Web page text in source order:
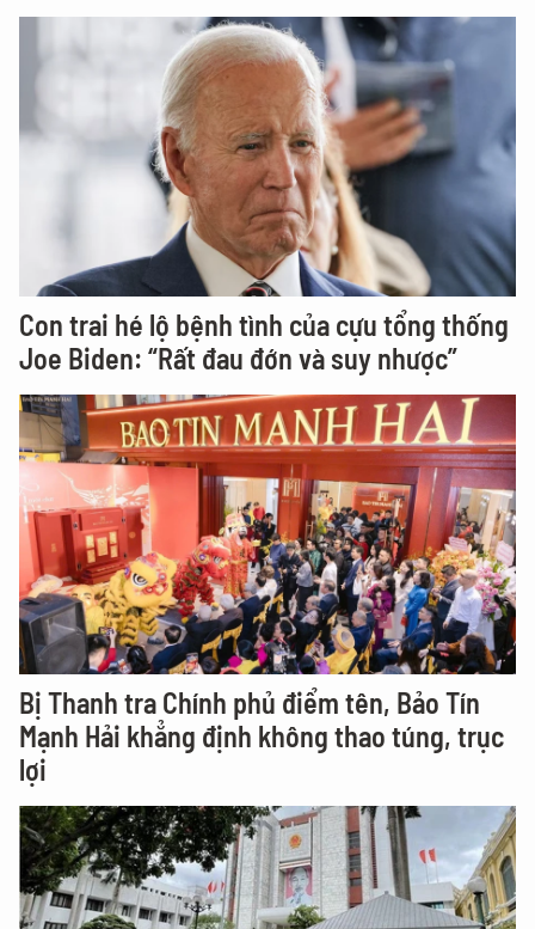
Con trai hé lộ bệnh tình của cựu tổng thống
Joe Biden: “Rất đau đớn và suy nhược”
Bị Thanh tra Chính phủ điểm tên, Bảo Tín
Mạnh Hải khẳng định không thao túng, trục
lợi